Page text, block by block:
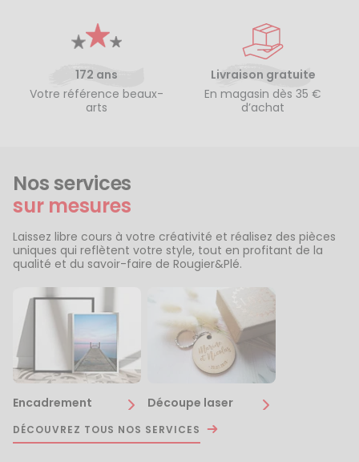
172 ans
Votre référence beaux-
arts
Livraison gratuite
En magasin dès 35 €
d’achat
Nos services
sur mesures
Laissez libre cours à votre créativité et réalisez des pièces
uniques qui reflètent votre style, tout en profitant de la
qualité et du savoir-faire de Rougier&Plé.
Encadrement Découpe laser
DÉCOUVREZ TOUS NOS SERVICES